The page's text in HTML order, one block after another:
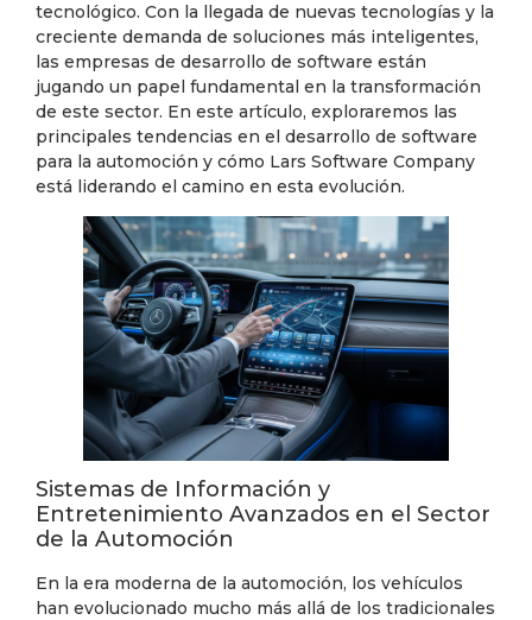
tecnológico. Con la llegada de nuevas tecnologías y la
creciente demanda de soluciones más inteligentes,
las empresas de desarrollo de software están
jugando un papel fundamental en la transformación
de este sector. En este artículo, exploraremos las
principales tendencias en el desarrollo de software
para la automoción y cómo Lars Software Company
está liderando el camino en esta evolución.
Sistemas de Información y
Entretenimiento Avanzados en el Sector
de la Automoción
En la era moderna de la automoción, los vehículos
han evolucionado mucho más allá de los tradicionales